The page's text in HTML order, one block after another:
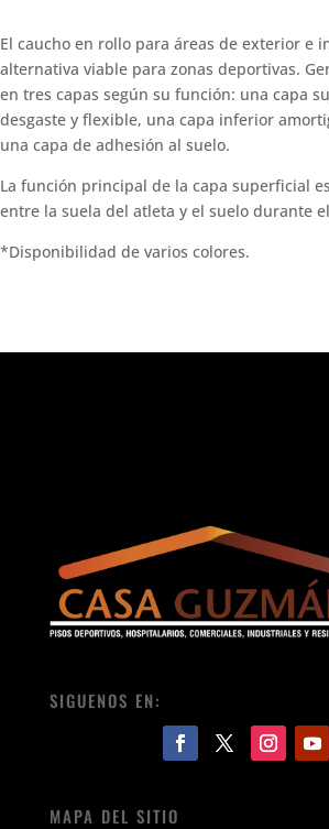
El caucho en rollo para áreas de exterior e
alternativa viable para zonas deportivas.
en tres capas según su función: una capa
desgaste y flexible, una capa inferior
una capa de adhesión al suelo.
La función principal de la capa superficial
entre la suela del atleta y el suelo durante
*Disponibilidad de varios colores.
SIGUENOS EN:
MAPA DEL SITIO